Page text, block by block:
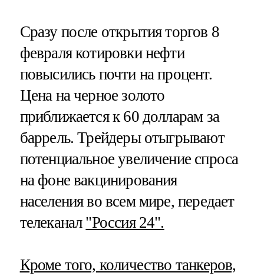
Сразу после открытия торгов 8
февраля котировки нефти
повысились почти на процент.
Цена на черное золото
приближается к 60 долларам за
баррель. Трейдеры отыгрывают
потенциальное увеличение спроса
на фоне вакцинирования
населения во всем мире, передает
телеканал "Россия 24".
Кроме того, количество танкеров,